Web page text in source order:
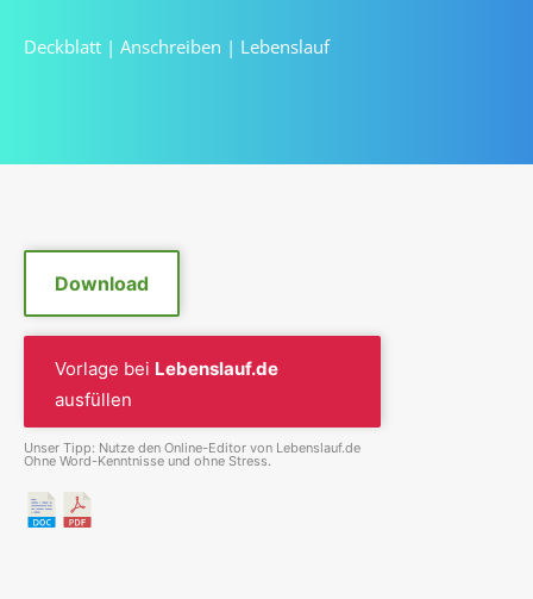
Deckblatt | Anschreiben | Lebenslauf
Download
Vorlage bei Lebenslauf.de
ausfüllen
Unser Tipp: Nutze den Online-Editor von Lebenslauf.de
Ohne Word-Kenntnisse und ohne Stress.